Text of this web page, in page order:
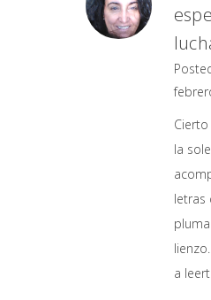
la
letras
a